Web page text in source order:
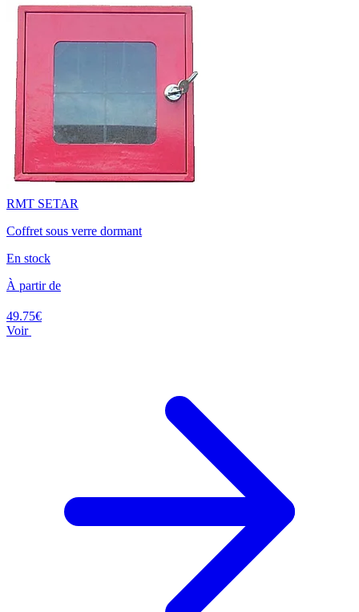
RMT SETAR
Coffret sous verre dormant
En stock
À partir de
49.75€
Voir